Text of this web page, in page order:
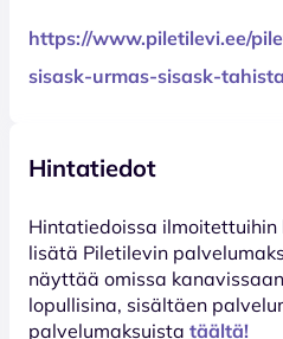
https://www.piletilevi.ee/
sisask-urmas-sisask-
Hintatiedot
Hinta­tiedoissa
lisätä Piletilevin
näyttää omissa
lopullisina, sisältäen
palvelumaksuista täältä!